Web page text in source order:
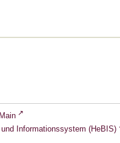
Informationssystem (HeBIS)